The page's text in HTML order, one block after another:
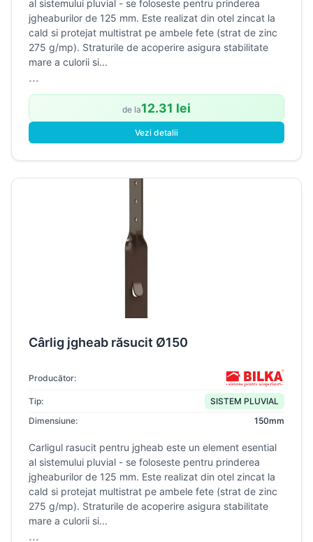
al sistemului pluvial - se foloseste pentru prinderea
jgheaburilor de 125 mm. Este realizat din otel zincat la
cald si protejat multistrat pe ambele fete (strat de zinc
275 g/mp). Straturile de acoperire asigura stabilitate
mare a culorii si...
...
de la12.31 lei
Vezi detalii
Cârlig jgheab răsucit Ø150
Producător:
Tip:
SISTEM PLUVIAL
Dimensiune:
150mm
Carligul rasucit pentru jgheab este un element esential
al sistemului pluvial - se foloseste pentru prinderea
jgheaburilor de 125 mm. Este realizat din otel zincat la
cald si protejat multistrat pe ambele fete (strat de zinc
275 g/mp). Straturile de acoperire asigura stabilitate
mare a culorii si...
...